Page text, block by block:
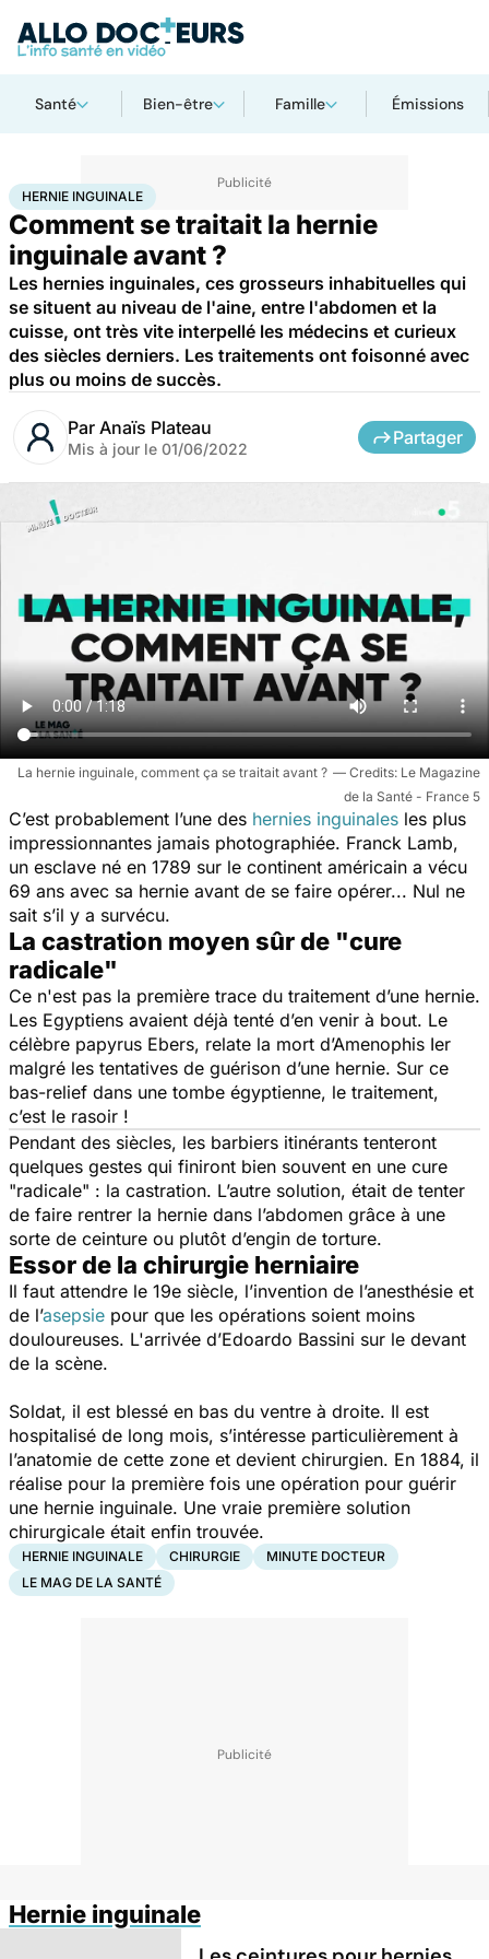
Santé Bien-être Famille Émissions
AccueilSantéHernie inguinale
HERNIE INGUINALE
Comment se traitait la hernie
inguinale avant ?
Les hernies inguinales, ces grosseurs inhabituelles qui
se situent au niveau de l'aine, entre l'abdomen et la
cuisse, ont très vite interpellé les médecins et curieux
des siècles derniers. Les traitements ont foisonné avec
plus ou moins de succès.
Par Anaïs Plateau
Mis à jour le 01/06/2022
Partager
La hernie inguinale, comment ça se traitait avant ?
Le Magazine
de la Santé - France 5
C’est probablement l’une des hernies inguinales les plus
impressionnantes jamais photographiée. Franck Lamb,
un esclave né en 1789 sur le continent américain a vécu
69 ans avec sa hernie avant de se faire opérer... Nul ne
sait s’il y a survécu.
La castration moyen sûr de "cure
radicale"
Ce n'est pas la première trace du traitement d’une hernie.
Les Egyptiens avaient déjà tenté d’en venir à bout. Le
célèbre papyrus Ebers, relate la mort d’Amenophis Ier
malgré les tentatives de guérison d’une hernie. Sur ce
bas-relief dans une tombe égyptienne, le traitement,
c’est le rasoir !
Pendant des siècles, les barbiers itinérants tenteront
quelques gestes qui finiront bien souvent en une cure
"radicale" : la castration. L’autre solution, était de tenter
de faire rentrer la hernie dans l’abdomen grâce à une
sorte de ceinture ou plutôt d’engin de torture.
Essor de la chirurgie herniaire
Il faut attendre le 19e siècle, l’invention de l’anesthésie et
de l’asepsie pour que les opérations soient moins
douloureuses. L'arrivée d’Edoardo Bassini sur le devant
de la scène.
Soldat, il est blessé en bas du ventre à droite. Il est
hospitalisé de long mois, s’intéresse particulièrement à
l’anatomie de cette zone et devient chirurgien. En 1884, il
réalise pour la première fois une opération pour guérir
une hernie inguinale. Une vraie première solution
chirurgicale était enfin trouvée.
HERNIE INGUINALE CHIRURGIE
MINUTE DOCTEUR
LE MAG DE LA SANTÉ
Hernie inguinale